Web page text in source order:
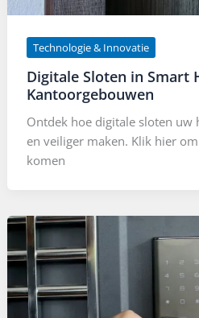
Technologie & Innovatie
Digitale Sloten in Smart
Kantoorgebouwen
Ontdek hoe digitale sloten
en veiliger maken. Klik hier
komen